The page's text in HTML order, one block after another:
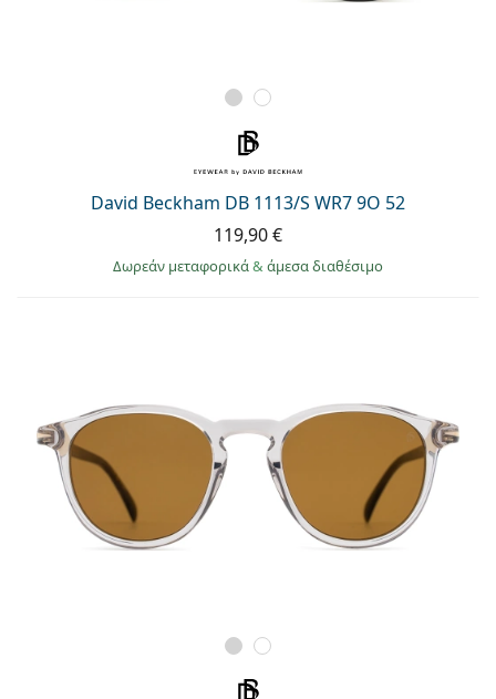
David Beckham DB 1113/S WR7 9O 52
119,90 €
Δωρεάν μεταφορικά& άμεσα διαθέσιμο